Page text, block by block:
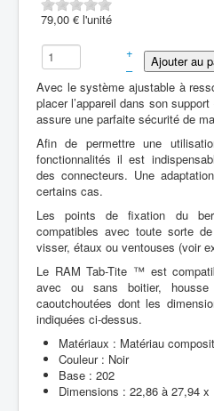
79,00 € l'unité
+
–
Avec le système ajustable à
placer l’appareil dans son
assure une parfaite sécurité de
Afin de permettre une
fonctionnalités il est
des connecteurs. Une
certains cas.
Les points de fixation du
compatibles avec toute sorte
visser, étaux ou ventouses (voir
Le RAM Tab-Tite ™ est
avec ou sans boitier,
caoutchoutées dont les
indiquées ci-dessus.
Matériaux : Matériau
Couleur : Noir
Base : 202
Dimensions : 22,86 à 27,94